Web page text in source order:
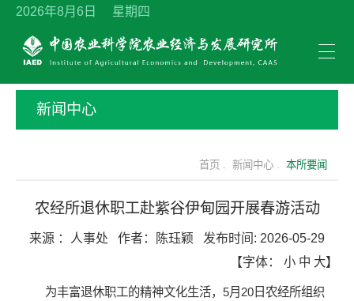
2026年8月6日 星期四
新闻中心
首页 . 新闻中心 . 本所要闻
农经所退休职工赴紫谷伊甸园开展春游活动
来源 ： 人事处 作者： 陈珏颖 发布时间: 2026-05-29
【字体： 小 中 大】
为丰富退休职工的精神文化生活，5月20日农经所组织